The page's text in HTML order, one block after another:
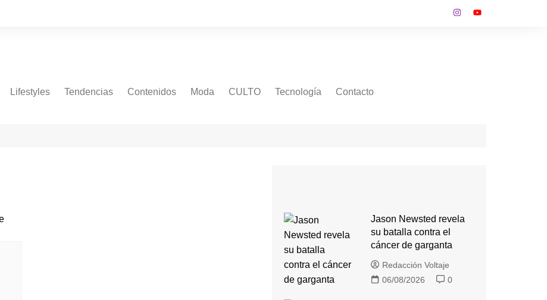
Lifestyles Tendencias Contenidos Moda CULTO Tecnología Contacto
Jason Newsted revela
su batalla contra el
cáncer de garganta
Redacción Voltaje
06/08/2026
0